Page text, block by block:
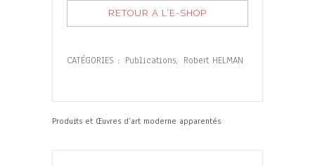
RETOUR À L’E-SHOP
CATÉGORIES : Publications, Robert HELMAN
Produits et Œuvres d’art moderne apparentés